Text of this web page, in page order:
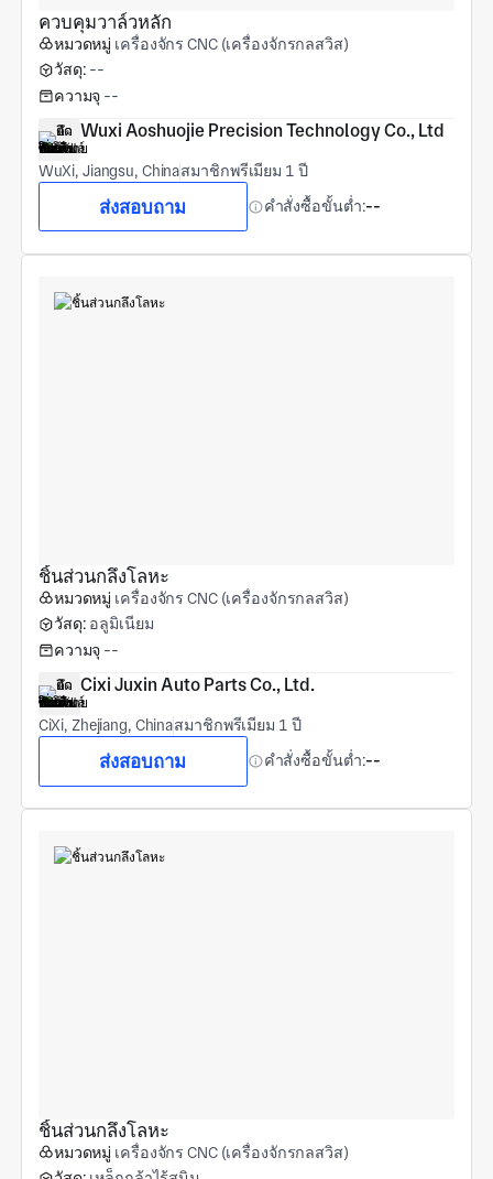
ควบคุมวาล์วหลัก
หมวดหมู่ เครื่องจักร CNC (เครื่องจักรกลสวิส)
วัสดุ: --
ความจุ --
Wuxi Aoshuojie Precision Technology Co., Ltd
WuXi, Jiangsu, Chinaสมาชิกพรีเมียม 1 ปี
ส่งสอบถาม คำสั่งซื้อขั้นต่ำ:--
ชิ้นส่วนกลึงโลหะ
หมวดหมู่ เครื่องจักร CNC (เครื่องจักรกลสวิส)
วัสดุ: อลูมิเนียม
ความจุ --
Cixi Juxin Auto Parts Co., Ltd.
CiXi, Zhejiang, Chinaสมาชิกพรีเมียม 1 ปี
ส่งสอบถาม คำสั่งซื้อขั้นต่ำ:--
ชิ้นส่วนกลึงโลหะ
หมวดหมู่ เครื่องจักร CNC (เครื่องจักรกลสวิส)